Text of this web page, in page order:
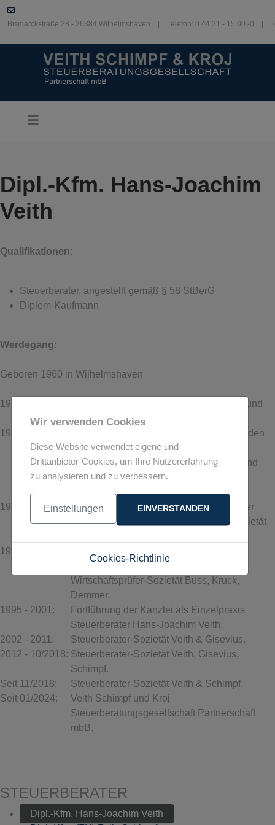
Bismarckstraße 28 - 26384 Wilhelmshaven | Telefon: 0 44 21 - 15 00 -0
Dipl.-Kfm. Hans-Joachim
Veith
Qualifikationen:
Steuerberater, angestellt gemäß § 58 StBerG
Diplom-Kaufmann
Werdegang:
Geboren 1960 in Wilhelmshaven
1977 - 1980:
Ausbildung zum Fachgehilfen in steuer- und
wirtschaftsberatenden Berufen.
1981 - 1984:
Studium der Betriebswirtschaftslehre mit den
Schwerpunkten Rechnungs- und
Finanzwesen, betriebliche Steuerlehre und
Revisions- und Treuhandwesen an der
Fachhochschule Wilhelmshaven.
1984 - 1990:
Anstellung als leitender Angestellter in der
Steuerberater- und Wirtschaftsprüfer-Sozietät
1991:
Wirtschaftsprüfer-Sozietät Buss, Kruck,
Demmer.
1995 - 2001:
Fortführung der Kanzlei als Einzelpraxis
Steuerberater Hans-Joachim Veith.
2002 - 2011:
Steuerberater-Sozietät Veith & Gisevius.
2012 - 10/2018: Steuerberater-Sozietät Veith, Gisevius,
Schimpf.
Seit 11/2018:
Steuerberater-Sozietät Veith & Schimpf.
Seit 01/2024:
Veith Schimpf und Kroj
Steuerberatungsgesellschaft Partnerschaft
mbB.
STEUERBERATER
Dipl.-Kfm. Hans-Joachim Veith
Wir verwenden Cookies
Diese Website verwendet eigene und
Drittanbieter-Cookies, um Ihre Nutzererfahrung
zu analysieren und zu verbessern.
Einstellungen EINVERSTANDEN
Cookies-Richtlinie